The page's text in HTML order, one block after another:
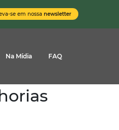
se em nossa newsletter
Na Mídia FAQ